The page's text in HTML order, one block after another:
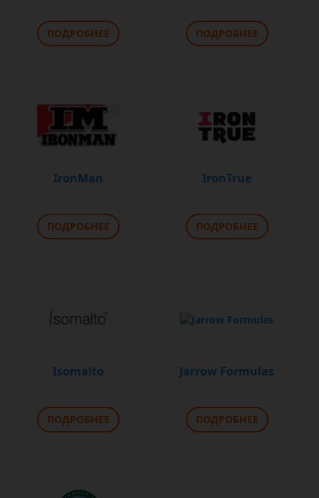
ПОДРОБНЕЕ ПОДРОБНЕЕ
IronMan
ПОДРОБНЕЕ
IronTrue
ПОДРОБНЕЕ
Isomalto
ПОДРОБНЕЕ
Jarrow Formulas
ПОДРОБНЕЕ